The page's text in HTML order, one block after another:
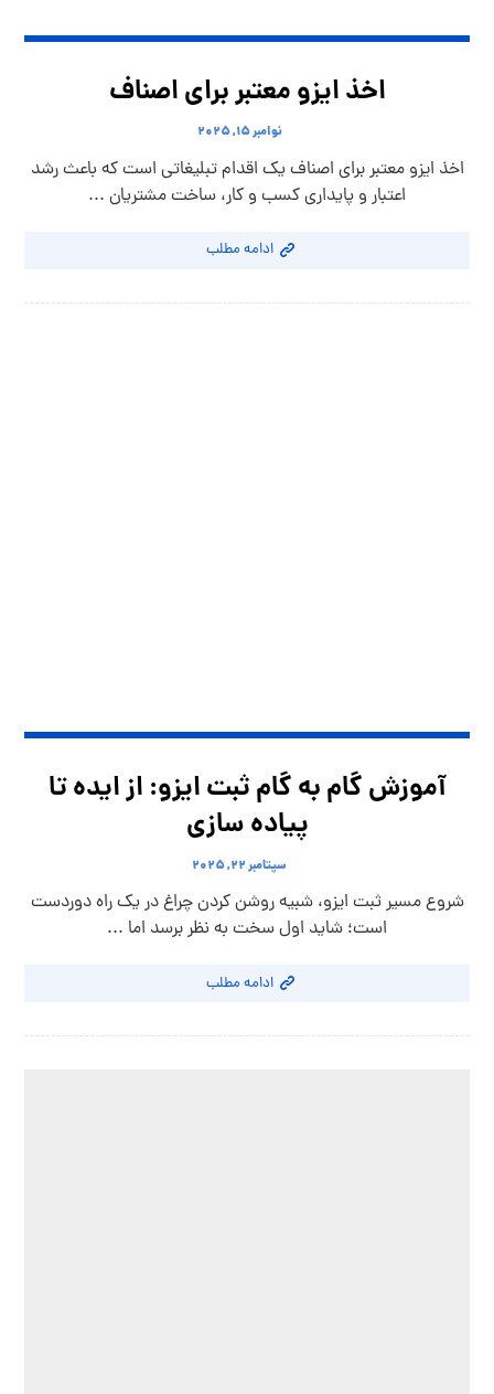
اخذ ایزو معتبر برای اصناف
نوامبر ۱۵, ۲۰۲۵
اخذ ایزو معتبر برای اصناف یک اقدام تبلیغاتی است که باعث رشد
اعتبار و پایداری کسب و کار، ساخت مشتریان ...
ادامه مطلب
آموزش گام به گام ثبت ایزو: از ایده تا
پیاده سازی
سپتامبر ۲۲, ۲۰۲۵
شروع مسیر ثبت ایزو، شبیه روشن کردن چراغ در یک راه دوردست
است؛ شاید اول سخت به نظر برسد اما ...
ادامه مطلب